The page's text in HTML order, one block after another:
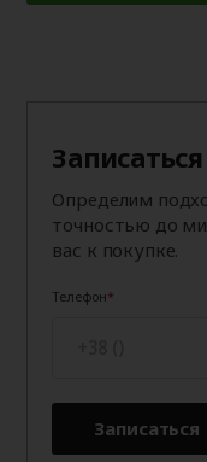
Определим
точностью до
вас к покупке.
Телефон
Записаться